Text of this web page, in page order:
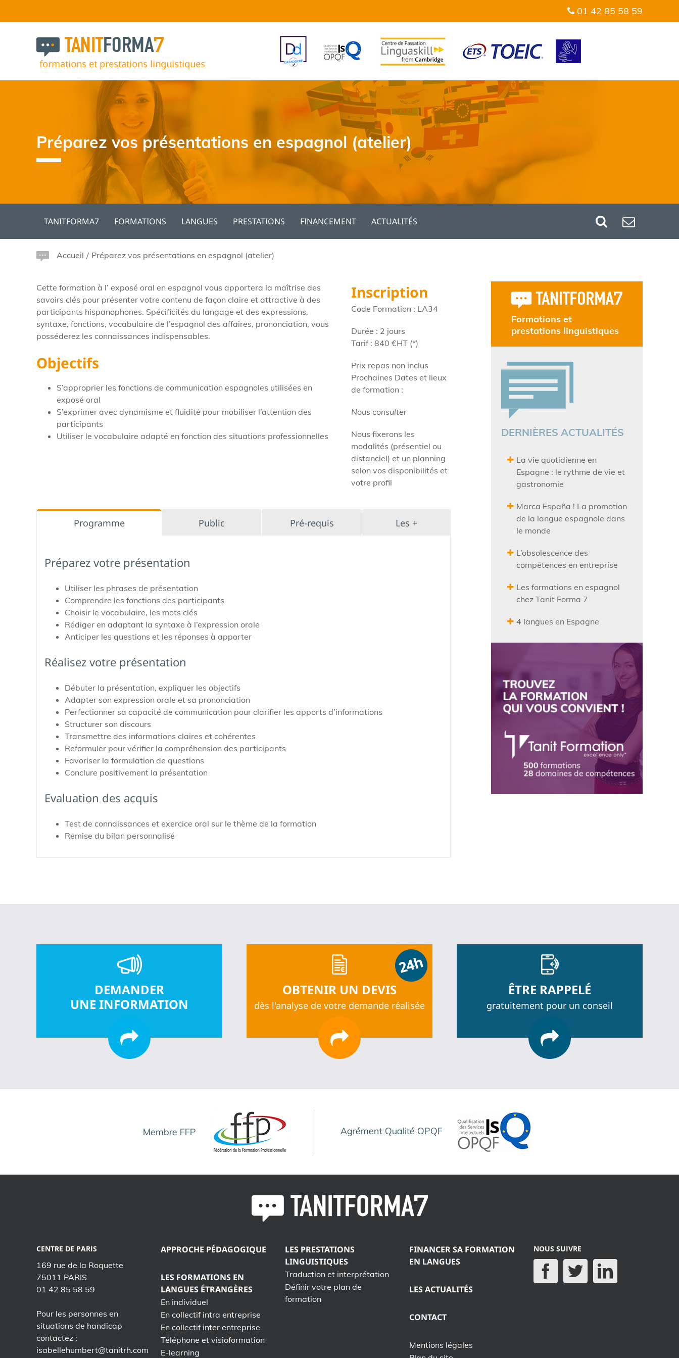
01 42 85 58 59
Préparez vos présentations en espagnol (atelier)
TANITFORMA7 FORMATIONS LANGUES PRESTATIONS FINANCEMENT ACTUALITÉS
Accueil / Préparez vos présentations en espagnol (atelier)
Cette formation à l’ exposé oral en espagnol vous apportera la maîtrise des
savoirs clés pour présenter votre contenu de façon claire et attractive à des
participants hispanophones. Spécificités du langage et des expressions,
syntaxe, fonctions, vocabulaire de l’espagnol des affaires, prononciation, vous
posséderez les connaissances indispensables.
Objectifs
S’approprier les fonctions de communication espagnoles utilisées en
exposé oral
S’exprimer avec dynamisme et fluidité pour mobiliser l’attention des
participants
Utiliser le vocabulaire adapté en fonction des situations professionnelles
Inscription
Code Formation : LA34
Durée : 2 jours
Tarif : 840€HT (*)
Prix repas non inclus
Prochaines Dates et lieux
de formation :
Nous consulter
Nous fixerons les
modalités (présentiel ou
distanciel) et un planning
selon vos disponibilités et
votre profil
Programme Public Pré-requis Les +
Préparez votre présentation
Utiliser les phrases de présentation
Comprendre les fonctions des participants
Choisir le vocabulaire, les mots clés
Rédiger en adaptant la syntaxe à l’expression orale
Anticiper les questions et les réponses à apporter
Réalisez votre présentation
Débuter la présentation, expliquer les objectifs
Adapter son expression orale et sa prononciation
Perfectionner sa capacité de communication pour clarifier les apports d’informations
Structurer son discours
Transmettre des informations claires et cohérentes
Reformuler pour vérifier la compréhension des participants
Favoriser la formulation de questions
Conclure positivement la présentation
Evaluation des acquis
Test de connaissances et exercice oral sur le thème de la formation
Remise du bilan personnalisé
Formations et
prestations linguistiques
DERNIÈRES ACTUALITÉS
La vie quotidienne en
Espagne : le rythme de vie et
gastronomie
Marca España ! La promotion
de la langue espagnole dans
le monde
L’obsolescence des
compétences en entreprise
Les formations en espagnol
chez Tanit Forma 7
4 langues en Espagne
DEMANDER
UNE INFORMATION
OBTENIR UN DEVIS
dès l'analyse de votre demande réalisée
ÊTRE RAPPELÉ
gratuitement pour un conseil
CENTRE DE PARIS
169 rue de la Roquette
75011 PARIS
01 42 85 58 59
Pour les personnes en
situations de handicap
contactez :
isabellehumbert@tanitrh.com
APPROCHE PÉDAGOGIQUE
LES FORMATIONS EN
LANGUES ÉTRANGÈRES
En individuel
En collectif intra entreprise
En collectif inter entreprise
Téléphone et visioformation
E-learning
LES PRESTATIONS
LINGUISTIQUES
Traduction et interprétation
Définir votre plan de
formation
FINANCER SA FORMATION
EN LANGUES
LES ACTUALITÉS
CONTACT
Mentions légales
NOUS SUIVRE